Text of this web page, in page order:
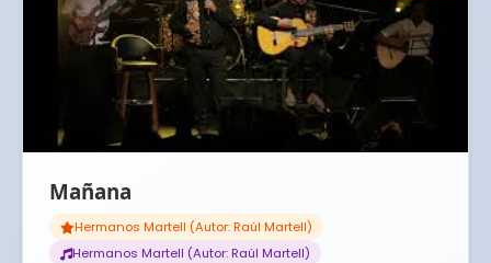
Mañana
Hermanos Martell (Autor: Raúl Martell)
Hermanos Martell (Autor: Raúl Martell)